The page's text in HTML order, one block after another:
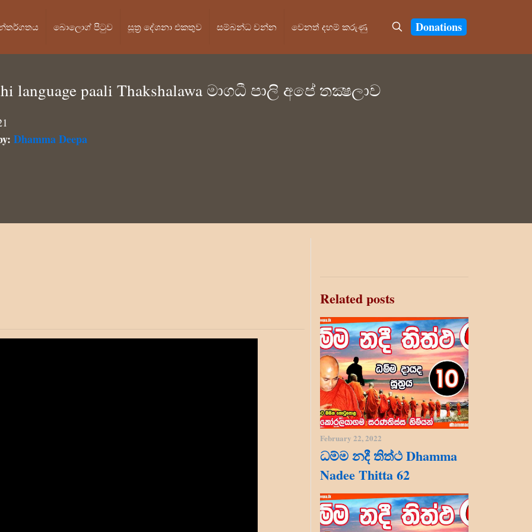
බොලොග් පි‍ටුව සූත්‍ර දේශනා එකතුව සම්බන්ධ වන්න වෙනත් දහම් කරුණු Donations
language paali Thakshalawa මාගධී පාලි අපේ තක්‍ෂලාව
Dhamma Deepa
Related posts
February 22, 2022
ධම්ම නදී තිත්ථ Dhamma
Nadee Thitta 62